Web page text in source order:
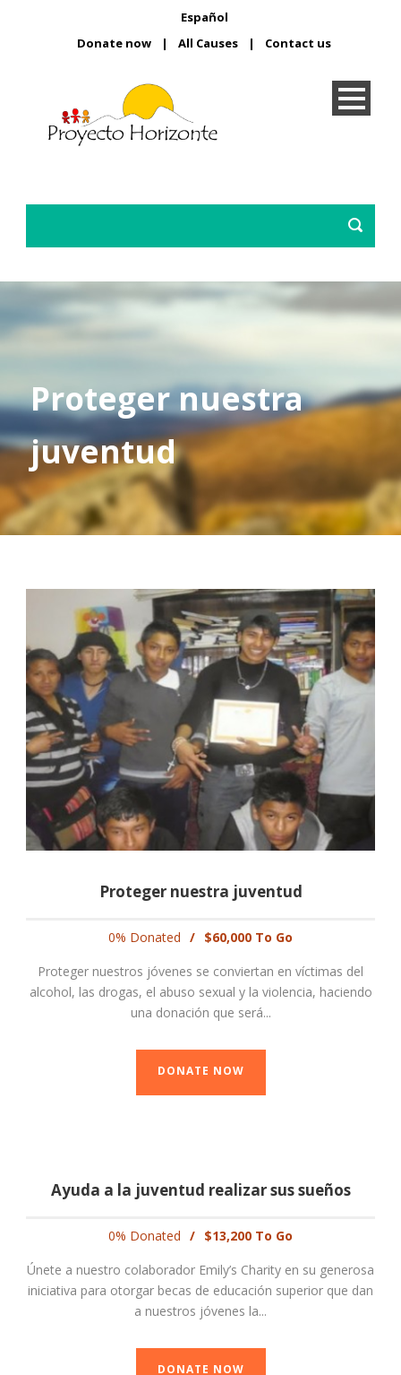
Español
Donate now
| All Causes | Contact us
Proteger nuestra
juventud
Proteger nuestra juventud
0% Donated / $60,000 To Go
Proteger nuestros jóvenes se conviertan en víctimas del
alcohol, las drogas, el abuso sexual y la violencia, haciendo
una donación que será...
DONATE NOW
Ayuda a la juventud realizar sus sueños
0% Donated / $13,200 To Go
Únete a nuestro colaborador Emily’s Charity en su generosa
iniciativa para otorgar becas de educación superior que dan
a nuestros jóvenes la...
DONATE NOW